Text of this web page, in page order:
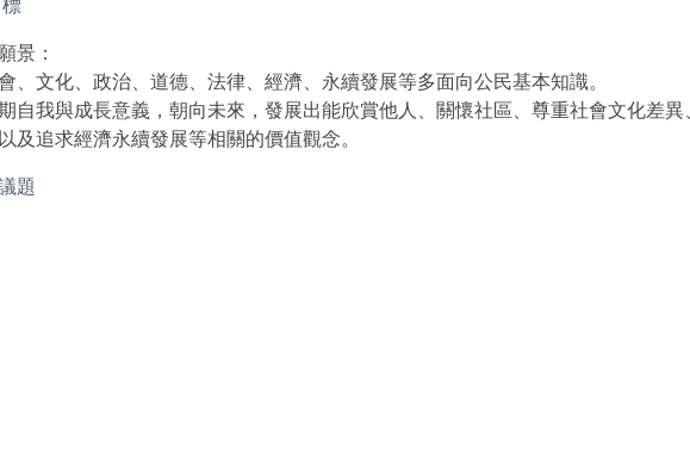
景：
、文化、政治、道德、法律、經濟、永續發展等多面向公民基本知識。
自我與成長意義，朝向未來，發展出能欣賞他人、關懷社區、尊重社會文化差
及追求經濟永續發展等相關的價值觀念。